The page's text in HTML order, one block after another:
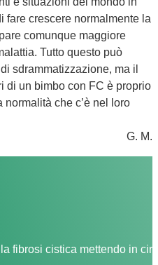
fare crescere normalmente la
comunque maggiore
Tutto questo può
sdrammatizzazione, ma il
di un bimbo con FC è proprio
che c’è nel loro
G. M.
fibrosi cistica mettendo in